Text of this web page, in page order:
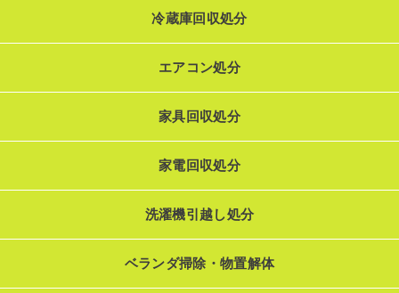
冷蔵庫回収処分
エアコン処分
家具回収処分
家電回収処分
洗濯機引越し処分
ベランダ掃除・物置解体